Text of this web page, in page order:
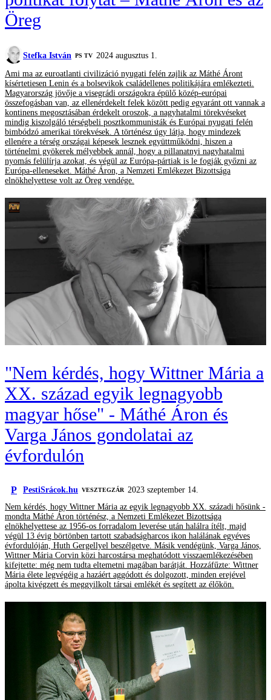
Öreg
Stefka István PS TV
2024 augusztus 1.
Ami ma az euroatlanti civilizáció nyugati felén zajlik az Máthé Áront
kísértetiesen Lenin és a bolsevikok családellenes politikájára emlékezteti.
Magyarország jövője a visegrádi országokra épülő közép-európai
összefogásban van, az ellenérdekelt felek között pedig egyaránt ott vannak a
kontinens megosztásában érdekelt oroszok, a nagyhatalmi törekvéseket
mindig kiszolgáló térségbeli posztkommunisták és Európai nyugati felén
bimbódzó amerikai törekvések. A történész úgy látja, hogy mindezek
ellenére a térség országai képesek lesznek együttműködni, hiszen a
történelmi gyökerek mélyebbek annál, hogy a pillanatnyi nagyhatalmi
nyomás felülírja azokat, és végül az Európa-pártiak is le fogják győzni az
Európa-elleneseket. Máthé Áron, a Nemzeti Emlékezet Bizottsága
elnökhelyettese volt az Öreg vendége.
"Nem kérdés, hogy Wittner Mária a
XX. század egyik legnagyobb
magyar hőse" - Máthé Áron és
Varga János gondolatai az
évfordulón
P PestiSrácok.hu VESZTEGZÁR
2023 szeptember 14.
Nem kérdés, hogy Wittner Mária az egyik legnagyobb XX. századi hősünk -
mondta Máthé Áron történész, a Nemzeti Emlékezet Bizottsága
elnökhelyettese az 1956-os forradalom leverése után halálra ítélt, majd
végül 13 évig börtönben tartott szabadságharcos ikon halálának egyéves
évfordulóján, Huth Gergellyel beszélgetve. Másik vendégünk, Varga János,
Wittner Mária Corvin közi harcostársa meghatódott visszaemlékezésében
kifejtette: még nem tudta eltemetni magában barátját. Hozzáfűzte: Wittner
Mária élete legvégéig a hazáért aggódott és dolgozott, minden erejével
ápolta kivégzett és meggyilkolt társai emlékét és segített az élőkön.